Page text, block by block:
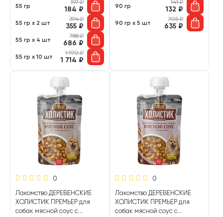
55 гр
197₽
184 ₽
55 гр х 2 шт
394₽
355 ₽
55 гр х 4 шт
788₽
686 ₽
55 гр х 10 шт
1 970₽
1 714 ₽
90 гр
141₽
132 ₽
90 гр х 5 шт
705₽
635 ₽
0
Лакомство ДЕРЕВЕНСКИЕ
ХОЛИСТИК ПРЕМЬЕР для
собак мясной соус с
0
Лакомство ДЕРЕВЕНСКИЕ
ХОЛИСТИК ПРЕМЬЕР для
собак мясной соус с